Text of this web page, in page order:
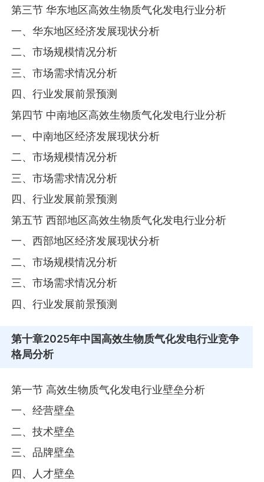
第三节 华东地区高效生物质气化发电行业分析
一、华东地区经济发展现状分析
二、市场规模情况分析
三、市场需求情况分析
四、行业发展前景预测
第四节 中南地区高效生物质气化发电行业分析
一、中南地区经济发展现状分析
二、市场规模情况分析
三、市场需求情况分析
四、行业发展前景预测
第五节 西部地区高效生物质气化发电行业分析
一、西部地区经济发展现状分析
二、市场规模情况分析
三、市场需求情况分析
四、行业发展前景预测
第十章2025年中国高效生物质气化发电行业竞争
格局分析
第一节 高效生物质气化发电行业壁垒分析
一、经营壁垒
二、技术壁垒
三、品牌壁垒
四、人才壁垒